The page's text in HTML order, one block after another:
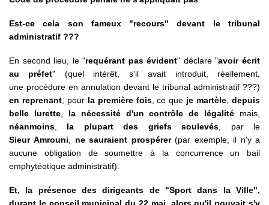
Est-ce cela son fameux "recours" devant le tribunal
administratif ???
En second lieu, le "requérant pas évident" déclare "avoir écrit
au préfet" (quel intérêt, s'il avait introduit, réellement,
une procédure en annulation devant le tribunal administratif ???)
en reprenant, pour la première fois, ce que je martèle ,depuis
belle lurette, la nécessité d'un contrôle de légalité mais,
néanmoins
la plupart des griefs soulevés , par le
Sieur Amrouni
ne sauraient prospérer(par exemple, il n'y a
aucune obligation de soumettre à la concurrence un bail
emphytéotique administratif).
Et, la présence des dirigeants de "Sport dans la Ville",